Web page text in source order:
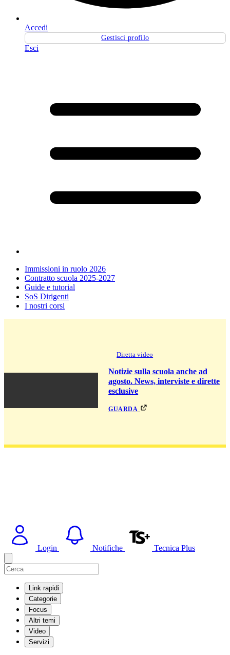
Accedi
Gestisci profilo
Esci
Immissioni in ruolo 2026
Contratto scuola 2025-2027
Guide e tutorial
SoS Dirigenti
I nostri corsi
Diretta video
Notizie sulla scuola anche ad
agosto. News, interviste e dirette
esclusive
guarda
Login Notifiche Tecnica Plus
Link rapidi
Categorie
Focus
Altri temi
Video
Servizi